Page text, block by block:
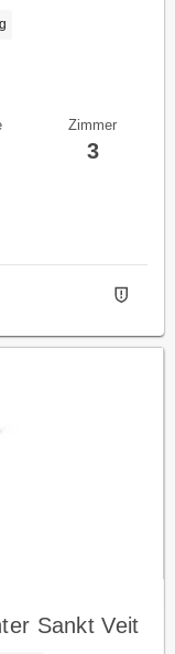
Zimmer
3
Sankt Veit